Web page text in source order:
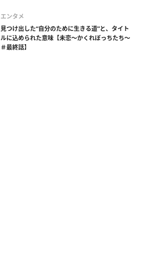
エンタメ
見つけ出した“自分のために生きる道”と、タイト
ルに込められた意味【未恋～かくれぼっちたち～
＃最終話】